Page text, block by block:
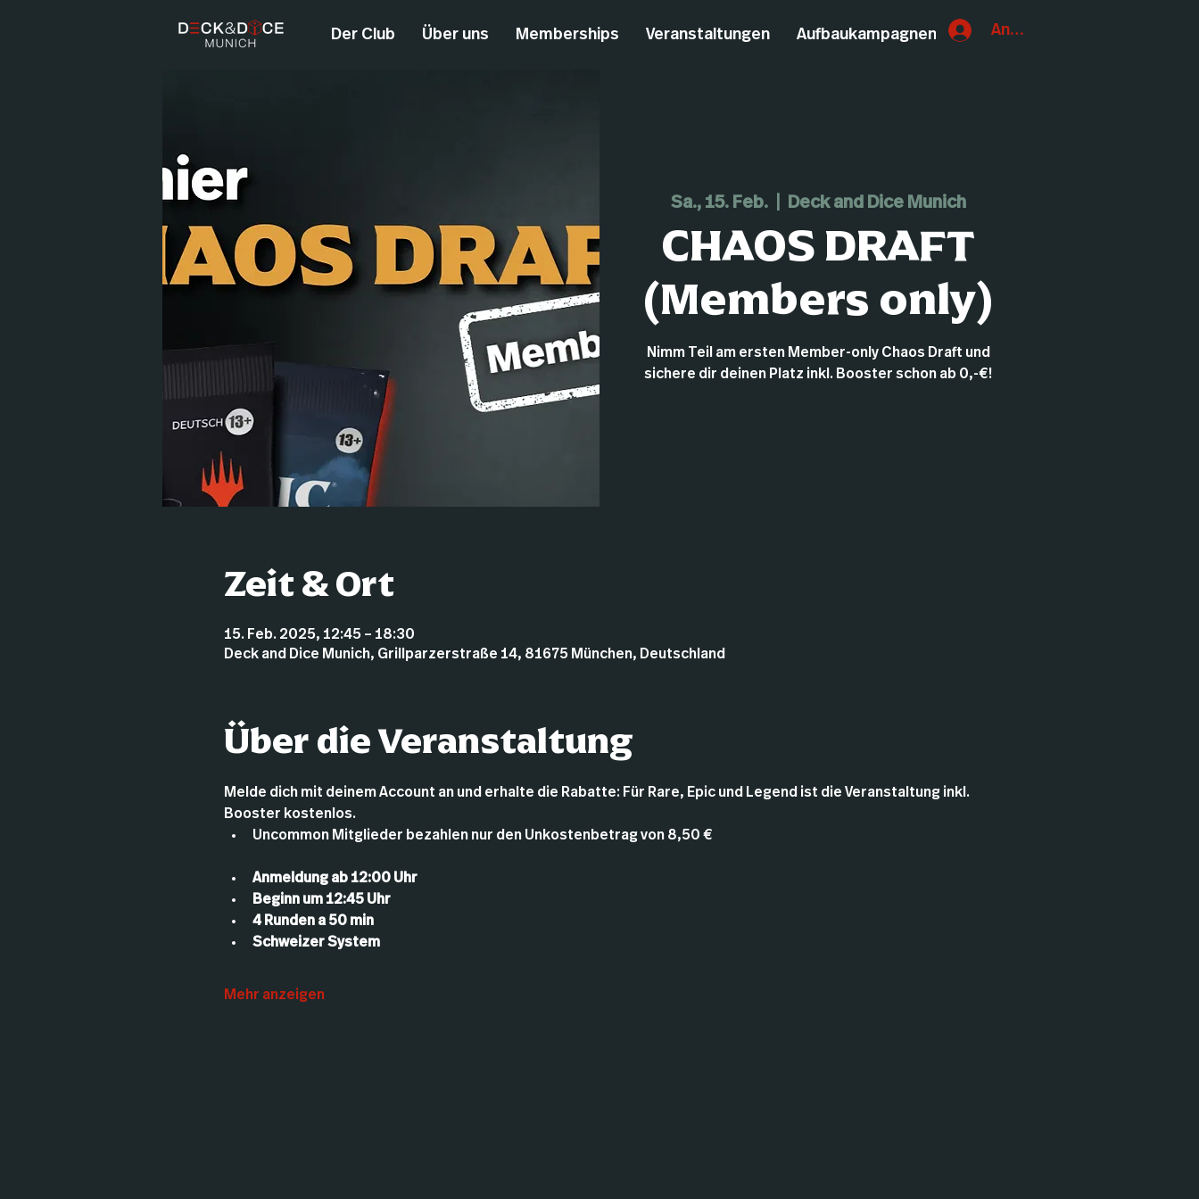
Der Club Über uns Memberships Veranstaltungen Aufbaukampagnen Anmelden
Sa., 15. Feb.
  |
Deck and Dice Munich
CHAOS DRAFT
(Members only)
Nimm Teil am ersten Member-only Chaos Draft und
Zeit & Ort
15. Feb. 2025, 12:45 – 18:30
Deck and Dice Munich, Grillparzerstraße 14, 81675 München, Deutschland
Über die Veranstaltung
Melde dich mit deinem Account an und erhalte die Rabatte: Für Rare, Epic und Legend ist die Veranstaltung inkl.
Booster kostenlos.
Uncommon Mitglieder bezahlen nur den Unkostenbetrag von 8,50 €
Anmeldung ab 12:00 Uhr
Beginn um 12:45 Uhr
4 Runden a 50 min
Schweizer System
Mehr anzeigen